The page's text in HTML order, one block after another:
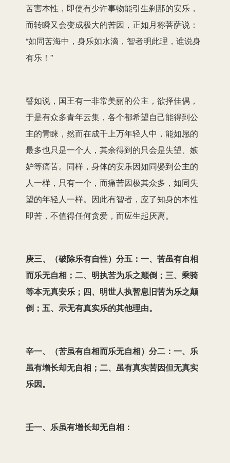
苦害本性，即使有少许事物能引生刹那的安乐，
而转瞬又会变成极大的苦因，正如月称菩萨说：
“如同苦海中，身乐如水滴，智者明此理，谁说身
有乐！”
譬如说，国王有一非常美丽的公主，欲择佳偶，
于是有众多青年云集，各个都希望自己能得到公
主的青睐，然而在成千上万年轻人中，能如愿的
最多也只是一个人，其余得到的只会是失望、嫉
妒等痛苦。同样，身体的安乐因如同娶到公主的
人一样，只有一个，而痛苦因极其众多，如同失
望的年轻人一样。因此有智者，应了知身的本性
即苦，不值得任何贪爱，而应生起厌离。
庚三、（破除乐有自性）分五：一、苦虽有自相
而乐无自相；二、明执苦为乐之颠倒；三、乘骑
等本无真安乐；四、明世人执暂息旧苦为乐之颠
倒；五、示无有真实乐的其他理由。
辛一、（苦虽有自相而乐无自相）分二：一、乐
虽有增长却无自相；二、虽有真实苦因但无真实
乐因。
壬一、乐虽有增长却无自相：